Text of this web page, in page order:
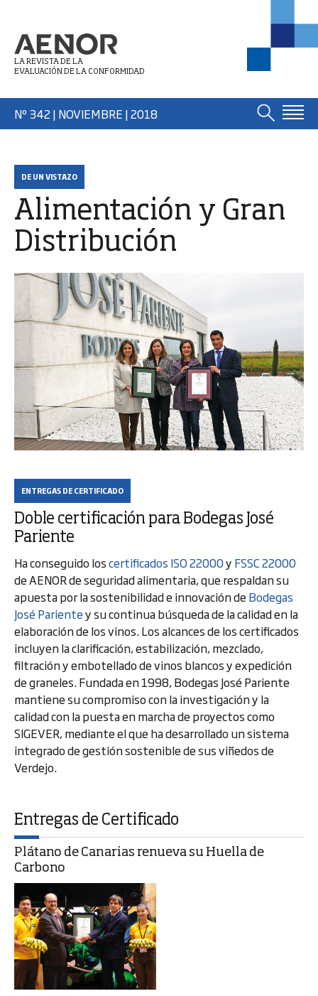
LA REVISTA DE LA
EVALUACIÓN DE LA CONFORMIDAD
Nº 342 | NOVIEMBRE | 2018
DE UN VISTAZO
Alimentación y Gran
Distribución
ENTREGAS DE CERTIFICADO
Doble certificación para Bodegas José
Pariente
Ha conseguido loscertificados ISO 22000y FSSC 22000
de AENOR de seguridad alimentaria, que respaldan su
apuesta por la sostenibilidad e innovación deBodegas
José Parientey su continua búsqueda de la calidad en la
elaboración de los vinos. Los alcances de los certificados
incluyen la clarificación, estabilización, mezclado,
filtración y embotellado de vinos blancos y expedición
de graneles. Fundada en 1998, Bodegas José Pariente
mantiene su compromiso con la investigación y la
calidad con la puesta en marcha de proyectos como
SIGEVER, mediante el que ha desarrollado un sistema
integrado de gestión sostenible de sus viñedos de
Verdejo.
Entregas de Certificado
Plátano de Canarias renueva su Huella de
Carbono